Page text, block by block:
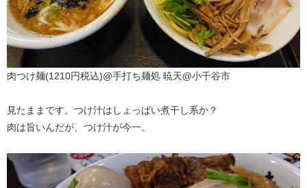
肉つけ麺(1210円税込)@手打ち麺処 暁天@小千谷市
見たままです。つけ汁はしょっぱい煮干し系か？
肉は旨いんだが、つけ汁が今一。